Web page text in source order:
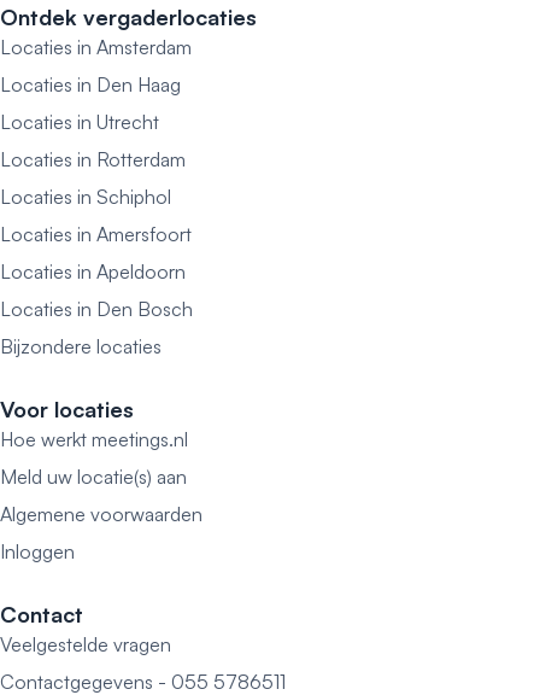
Ontdek vergaderlocaties
Locaties in Amsterdam
Locaties in Den Haag
Locaties in Utrecht
Locaties in Rotterdam
Locaties in Schiphol
Locaties in Amersfoort
Locaties in Apeldoorn
Locaties in Den Bosch
Bijzondere locaties
Voor locaties
Hoe werkt meetings.nl
Meld uw locatie(s) aan
Algemene voorwaarden
Inloggen
Contact
Veelgestelde vragen
Contactgegevens - 055 5786511